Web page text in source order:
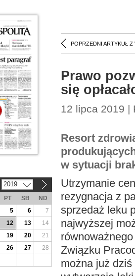
POPRZEDNI ARTYKUŁ Z
Prawo
się
12 lipca 2019 |
Resort
w sytuacji
Utrzymanie
rezygnacja z
sprzedaż leku
najwyższej
Związku
można już
2019
PT SB
ND
5 6
7
12 13
14
19 20
21
26 27
28